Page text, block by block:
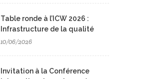
Table ronde à l’ICW 2026 :
Infrastructure de la qualité
10/06/2026
Invitation à la Conférence